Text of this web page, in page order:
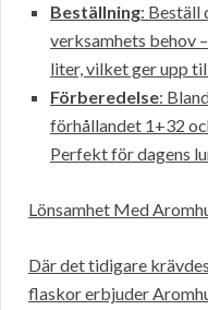
Beställning: Beställ
verksamhets behov
liter, vilket ger upp
Förberedelse:
förhållandet 1+32
Perfekt för dagens
Lönsamhet Med
Där det tidigare
flaskor erbjuder